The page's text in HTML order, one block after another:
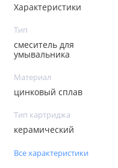
Характеристики
Тип
смеситель для
умывальника
Материал
цинковый сплав
Тип картриджа
керамический
Все характеристики